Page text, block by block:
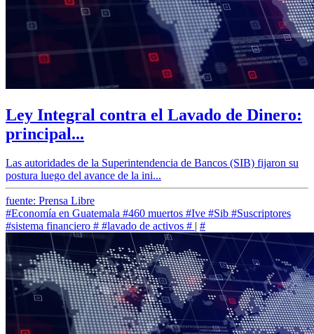
Ley Integral contra el Lavado de Dinero:
principal...
Las autoridades de la Superintendencia de Bancos (SIB) fijaron su
postura luego del avance de la ini...
fuente: Prensa Libre
#Economía en Guatemala #460 muertos #Ive #Sib #Suscriptores
#sistema financiero # #lavado de activos # | #